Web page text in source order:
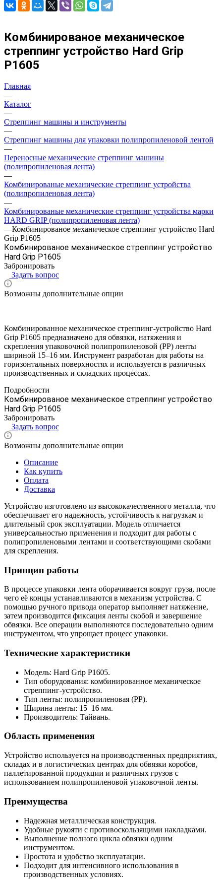
Комбинированое механическое
стреппинг устройство Hard Grip
P1605
Главная
—
Каталог
—
Стреппинг машины и инструменты
—
Стреппинг машины для упаковки полипропиленовой лентой
—
Переносные механические стреппинг машины
(полипропиленовая лента)
—
Комбинированые механические стреппинг устройства
(полипропиленовая лента)
—
Комбинированые механические стреппинг устройства марки
HARD GRIP (полипропиленовая лента)
—Комбинированое механическое стреппинг устройство Hard
Grip P1605
Комбинированое механическое стреппинг устройство
Hard Grip P1605
Забронировать
Задать вопрос
Возможны дополнительные опции
Комбинированное механическое стреппинг-устройство Hard
Grip P1605 предназначено для обвязки, натяжения и
скрепления упаковочной полипропиленовой (PP) ленты
шириной 15–16 мм. Инструмент разработан для работы на
горизонтальных поверхностях и используется в различных
производственных и складских процессах.
Подробности
Комбинированое механическое стреппинг устройство
Hard Grip P1605
Забронировать
Задать вопрос
Возможны дополнительные опции
Описание
Как купить
Оплата
Доставка
Устройство изготовлено из высококачественного металла, что
обеспечивает его надежность, устойчивость к нагрузкам и
длительный срок эксплуатации. Модель отличается
универсальностью применения и подходит для работы с
полипропиленовыми лентами и соответствующими скобами
для скрепления.
Принцип работы
В процессе упаковки лента оборачивается вокруг груза, после
чего её концы устанавливаются в механизм устройства. С
помощью ручного привода оператор выполняет натяжение,
затем производится фиксация ленты скобой и завершение
обвязки. Все операции выполняются последовательно одним
инструментом, что упрощает процесс упаковки.
Технические характеристики
Модель: Hard Grip P1605.
Тип оборудования: комбинированное механическое
стреппинг-устройство.
Тип ленты: полипропиленовая (PP).
Ширина ленты: 15–16 мм.
Производитель: Тайвань.
Область применения
Устройство используется на производственных предприятиях,
складах и в логистических центрах для обвязки коробов,
паллетированной продукции и различных грузов с
использованием полипропиленовой упаковочной ленты.
Преимущества
Надежная металлическая конструкция.
Удобные рукояти с противоскользящими накладками.
Выполнение полного цикла обвязки одним
инструментом.
Простота и удобство эксплуатации.
Подходит для интенсивного использования в
производственных условиях.